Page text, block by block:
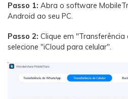
Passo 1: Abra o software
Android ao seu PC.
Passo 2: Clique em
selecione "iCloud para celular".